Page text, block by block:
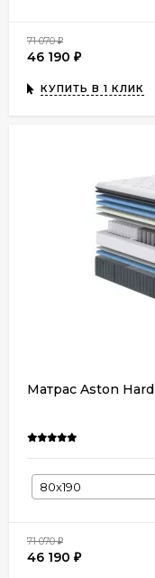
71 070₽
46 190 ₽
КУПИТЬ В 1 КЛИК
Матрас Aston Hard
80х190
71 070₽
46 190 ₽